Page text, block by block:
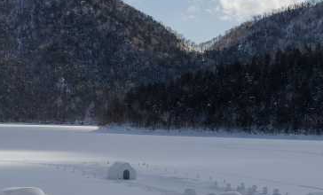
北海道簡介
依旅遊主題搜尋
下雨也能盡興
基礎知識